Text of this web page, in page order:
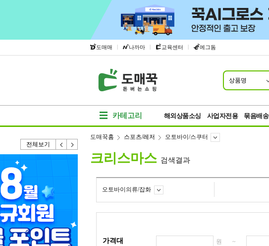
도매매 | 나까마 | 교육센터 | 에그돔
상품명
카테고리 해외상품소싱 사업자전용 묶음배송
전체보기
도매꾹홈 스포츠/레저 오토바이/스쿠터
크리스마스 검색결과
오토바이의류/잡화
가격대 원 ~